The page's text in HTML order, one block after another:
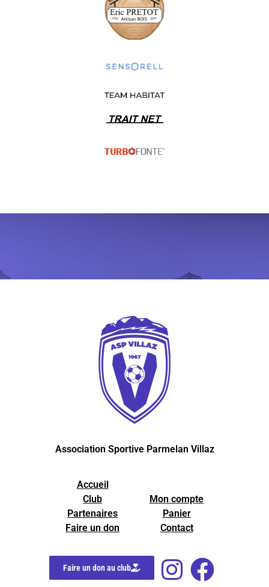
Association Sportive Parmelan Villaz
Accueil
Club
Partenaires
Faire un don
Mon compte
Panier
Contact
Faire un don au club